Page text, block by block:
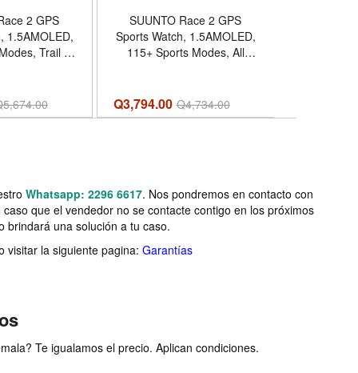
2 GPS
1.5AMOLED,
Trail Ti
Maps,
5,674.00
SUUNTO Race 2 GPS
Sports Watch, 1.5AMOLED,
115+ Sports Modes, All
Battery Life, Dual-GNSS,
Offline Maps, Training
Q3,794.00 Q4,734.00
Whatsapp: 2296 6617. Nos pondremos en contacto con
que el vendedor no se contacte contigo en los próximos
brindará una solución a tu caso.
visitar la siguiente pagina: Garantías
Te igualamos el precio. Aplican condiciones.